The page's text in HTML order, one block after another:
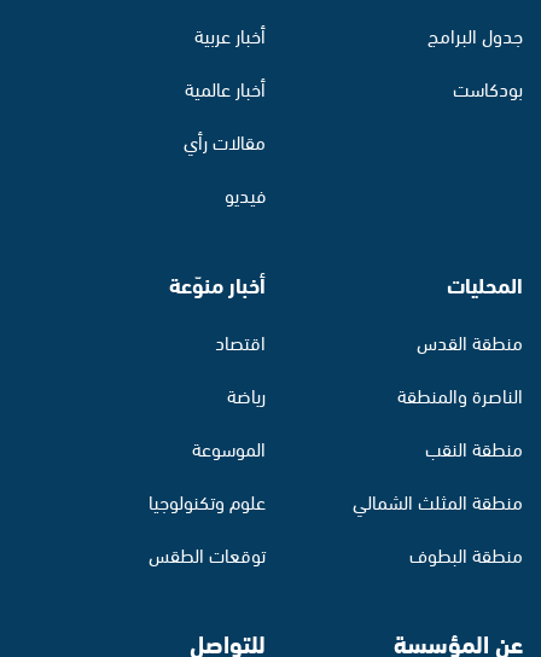
جدول البرامج
بودكاست
أخبار عربية
أخبار عالمية
مقالات رأي
فيديو
المحليات
منطقة القدس
الناصرة والمنطقة
منطقة النقب
منطقة المثلث الشمالي
منطقة البطوف
أخبار منوّعة
اقتصاد
رياضة
الموسوعة
علوم وتكنولوجيا
توقعات الطقس
عن المؤسسة للتواصل